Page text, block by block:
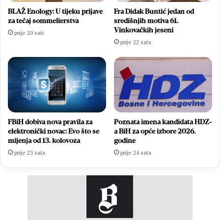
BLAŽ Enology: U tijeku prijave
za tečaj sommelierstva
prije 20 sati
Fra Didak Buntić jedan od
središnjih motiva 61.
Vinkovačkih jeseni
prije 22 sata
FBiH dobiva nova pravila za
elektronički novac: Evo što se
mijenja od 13. kolovoza
prije 23 sata
Poznata imena kandidata HDZ-
a BiH za opće izbore 2026.
godine
prije 24 sata